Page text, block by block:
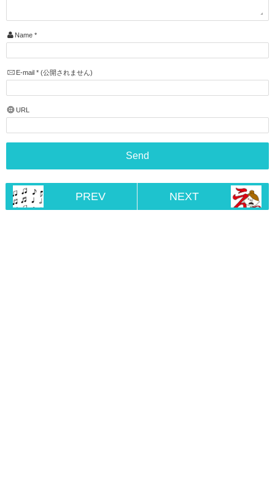
Name *
E-mail *(公開されません)
URL
PREV NEXT